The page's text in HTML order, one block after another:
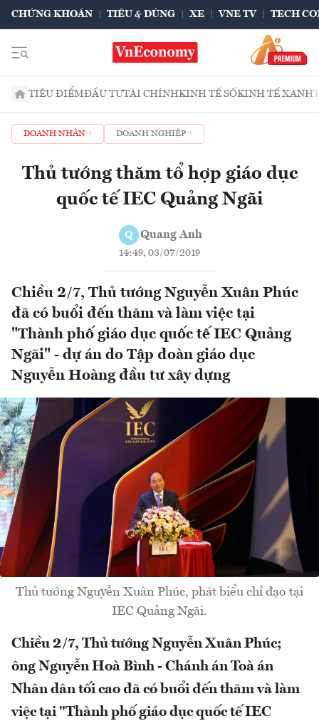
CHỨNG KHOÁN TIÊU & DÙNG XE VNE TV TECH
TIÊU ĐIỂMĐẦU TƯTÀI CHÍNHKINH TẾ SỐKINH TẾ XANH
DOANH NHÂN DOANH NGHIỆP
Thủ tướng thăm tổ hợp giáo dục
quốc tế IEC Quảng Ngãi
Q Quang Anh
14:49, 03/07/2019
Chiều 2/7, Thủ tướng Nguyễn Xuân Phúc
đã có buổi đến thăm và làm việc tại
"Thành phố giáo dục quốc tế IEC Quảng
Ngãi" - dự án do Tập đoàn giáo dục
Nguyễn Hoàng đầu tư xây dựng
Thủ tướng Nguyễn Xuân Phúc, phát biểu chỉ đạo tại
IEC Quảng Ngãi.
Chiều 2/7, Thủ tướng Nguyễn Xuân Phúc;
ông Nguyễn Hoà Bình - Chánh án Toà án
Nhân dân tối cao đã có buổi đến thăm và làm
việc tại "Thành phố giáo dục quốc tế IEC